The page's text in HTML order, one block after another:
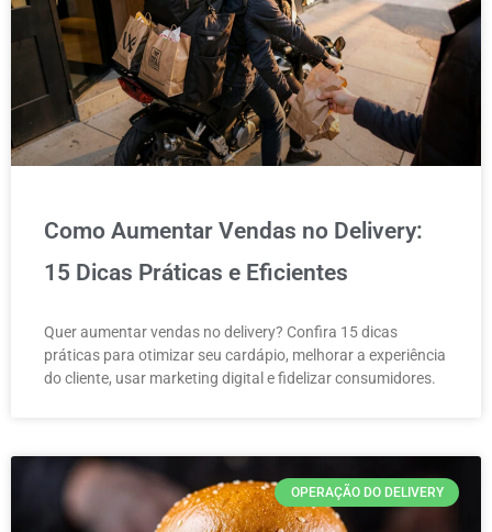
Como Aumentar Vendas no Delivery:
15 Dicas Práticas e Eficientes
Quer aumentar vendas no delivery? Confira 15 dicas
práticas para otimizar seu cardápio, melhorar a experiência
do cliente, usar marketing digital e fidelizar consumidores.
OPERAÇÃO DO DELIVERY